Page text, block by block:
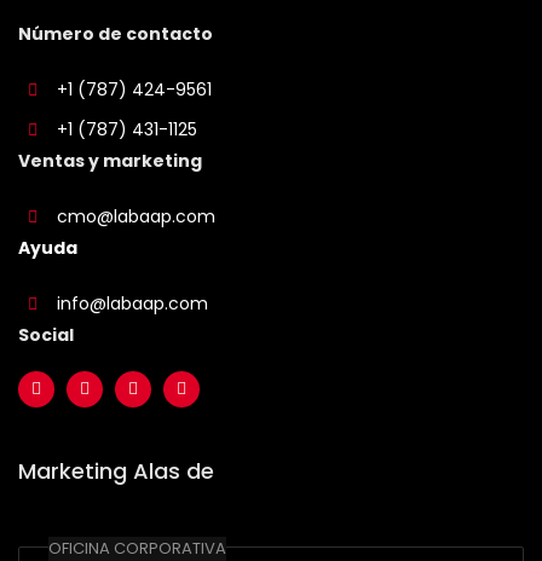
Número de contacto
+1 (787) 424-9561
+1 (787) 431-1125
Ventas y marketing
cmo@labaap.com
Ayuda
info@labaap.com
Social
Marketing Alas de
OFICINA CORPORATIVA